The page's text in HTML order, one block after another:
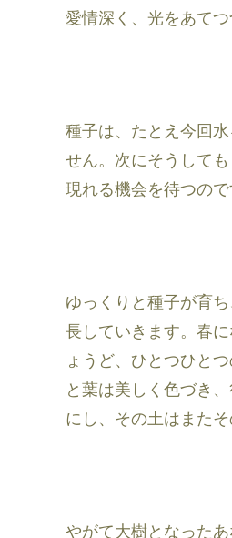
愛情深く、光をあてつ
種子は、たとえ今回
せん。次にそうして
現れる機会を待つので
ゆっくりと種子が育
長していきます。春
ょうど、ひとつひと
と葉は美しく色づき
にし、その土はまた
やがて大樹となった